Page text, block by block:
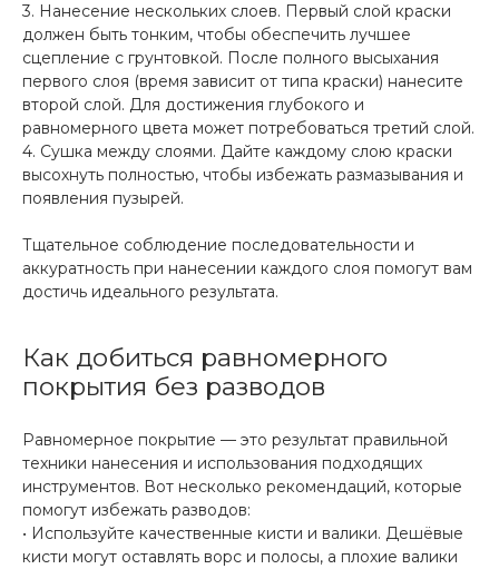
3. Нанесение нескольких слоев. Первый слой краски
должен быть тонким, чтобы обеспечить лучшее
сцепление с грунтовкой. После полного высыхания
первого слоя (время зависит от типа краски) нанесите
второй слой. Для достижения глубокого и
равномерного цвета может потребоваться третий слой.
4. Сушка между слоями. Дайте каждому слою краски
высохнуть полностью, чтобы избежать размазывания и
появления пузырей.
Тщательное соблюдение последовательности и
аккуратность при нанесении каждого слоя помогут вам
достичь идеального результата.
Как добиться равномерного
покрытия без разводов
Равномерное покрытие — это результат правильной
техники нанесения и использования подходящих
инструментов. Вот несколько рекомендаций, которые
помогут избежать разводов:
• Используйте качественные кисти и валики. Дешёвые
кисти могут оставлять ворс и полосы, а плохие валики